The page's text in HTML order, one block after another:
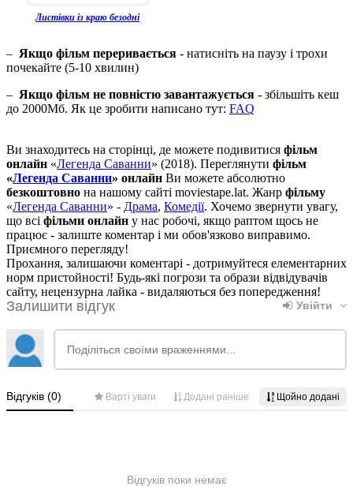
Листівки із краю безодні
– Якщо фільм переривається - натисніть на паузу і трохи
почекайте (5-10 хвилин)
– Якщо фільм не повністю завантажується - збільшіть кеш
до 2000Мб. Як це зробити написано тут: FAQ
Ви знаходитесь на сторінці, де можете подивитися фільм
онлайн «Легенда Саванни» (2018). Переглянути фільм
«Легенда Саванни» онлайн Ви можете абсолютно
безкоштовно на нашому сайті moviestape.lat. Жанр фільму
«Легенда Саванни» - Драма, Комедії. Хочемо звернути увагу,
що всі фільми онлайн у нас робочі, якщо раптом щось не
працює - залиште коментар і ми обов'язково виправимо.
Приємного перегляду!
Прохання, залишаючи коментарі - дотримуйтеся елементарних
норм пристойності! Будь-які погрози та образи відвідувачів
сайту, нецензурна лайка - видаляються без попередження!